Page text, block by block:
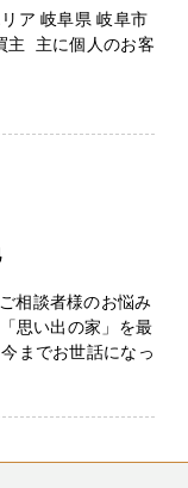
ア 岐阜県 岐阜市
主に個人のお客
相談者様のお悩み
思い出の家」を最
までお世話になっ